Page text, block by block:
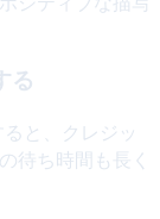
る
と、クレジッ
待ち時間も長く